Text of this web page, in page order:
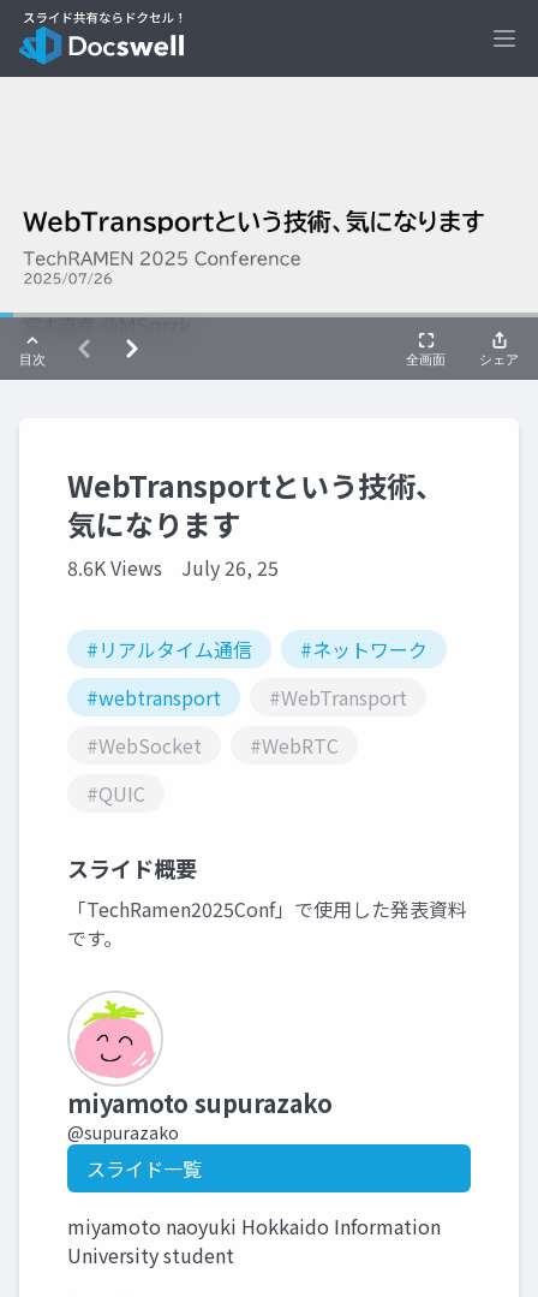
WebTransportという技術、
気になります
8.6K Views July 26, 25
#リアルタイム通信
#ネットワーク
#webtransport
#WebTransport
#WebSocket
#WebRTC
#QUIC
スライド概要
「TechRamen2025Conf」で使用した発表資料
です。
miyamoto supurazako
@supurazako
スライド一覧
miyamoto naoyuki Hokkaido Information
University student